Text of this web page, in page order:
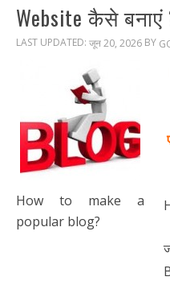
Website कैसे बनाएं
LAST UPDATED: जून 20, 2026 BY
How to make a
popular blog?